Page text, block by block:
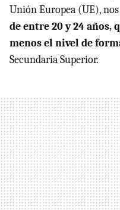
Unión Europea (UE),
de entre 20 y 24 años,
menos el nivel de
Secundaria Superior.